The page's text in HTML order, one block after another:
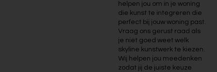
helpen jou om in je woning
die kunst te integreren die
perfect bij jouw woning past.
Vraag ons gerust raad als
je niet goed weet welk
skyline kunstwerk te kiezen.
Wij helpen jou meedenken
zodat jij de juiste keuze